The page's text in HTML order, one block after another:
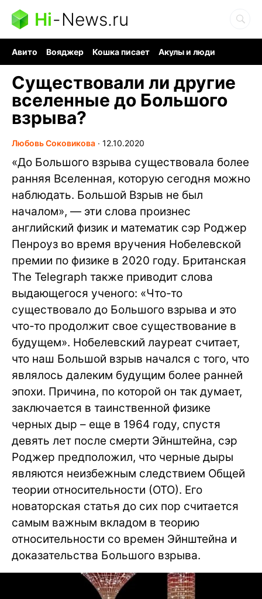
Hi-News.ru
Авито Вояджер Кошка писает
Акулы и люди
Существовали ли другие
вселенные до Большого
взрыва?
Любовь Соковикова ∙ 12.10.2020
«До Большого взрыва существовала более
ранняя Вселенная, которую сегодня можно
наблюдать. Большой Взрыв не был
началом», — эти слова произнес
английский физик и математик сэр Роджер
Пенроуз во время вручения Нобелевской
премии по физике в 2020 году. Британская
The Telegraph также приводит слова
выдающегося ученого: «Что-то
существовало до Большого взрыва и это
что-то продолжит свое существование в
будущем». Нобелевский лауреат считает,
что наш Большой взрыв начался с того, что
являлось далеким будущим более ранней
эпохи. Причина, по которой он так думает,
заключается в таинственной физике
черных дыр – еще в 1964 году, спустя
девять лет после смерти Эйнштейна, сэр
Роджер предположил, что черные дыры
являются неизбежным следствием Общей
теории относительности (ОТО). Его
новаторская статья до сих пор считается
самым важным вкладом в теорию
относительности со времен Эйнштейна и
доказательства Большого взрыва.